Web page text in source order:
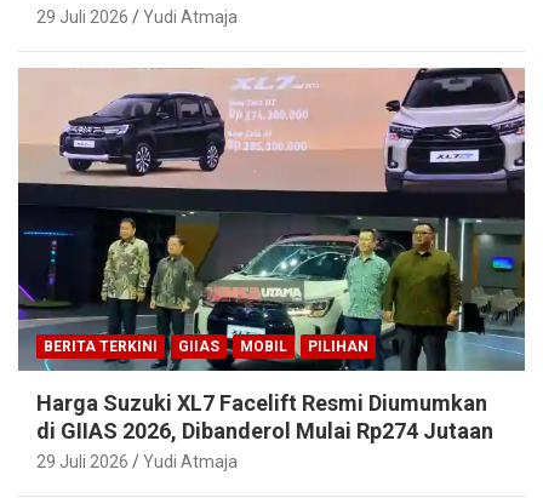
29 Juli 2026 Yudi Atmaja
BERITA TERKINI GIIAS MOBIL PILIHAN
Harga Suzuki XL7 Facelift Resmi Diumumkan
di GIIAS 2026, Dibanderol Mulai Rp274 Jutaan
29 Juli 2026 Yudi Atmaja